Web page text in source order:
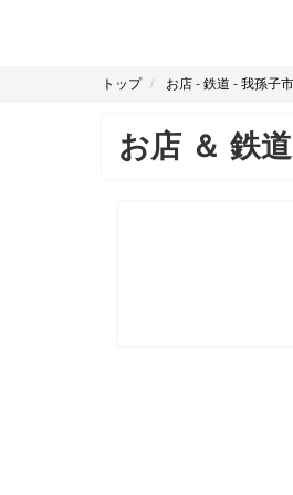
トップ お店 - 鉄道 - 我孫子市
お店 ＆ 鉄道